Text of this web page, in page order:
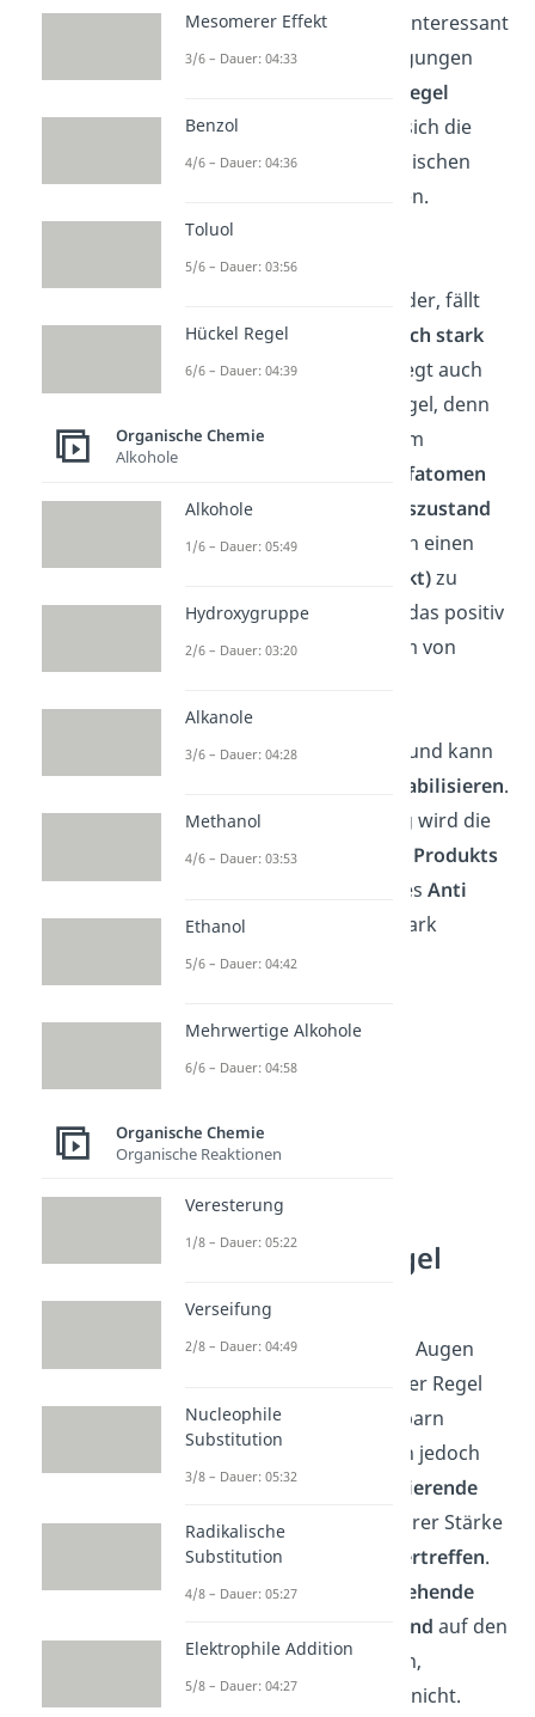
Nun ist es natürlich noch interessant
zu wissen, welche Überlegungen
Markovnikov Regel
stehen. Dafür muss man sich die
Strukturformel
der organischen
Verbindung näher ansehen.
Vergleicht man beide
Kohlenstoffatome der
miteinander, fällt
auf dass sieunterschiedlich stark
substituiertsind. Darin liegt auch
der Regel, denn
Alkylsubstituenten
sind im
Wasserstoffatomen
dazu fähig den
Übergangszustand
des Carbenium-Ions
durch einen
induktiven Effekt (+I-Effekt)zu
stabilisieren. Dabei zieht das positiv
geladene Kohlenstoffatom von
Kohlenstoffnachbarn
Elektronendichte
zu sich und kann
positive Ladung stabilisieren.
Durch diese Stabilisierung wird die
Bildung desMarkovnikov Produkts
gegenüber der Bildung desAnti
Markovnikov
Produkts stark
bevorzugt.
Markovnikov Regel
Ausnahmen
Man sollte sich jedoch vor Augen
führen, dass man bei dieser Regel
nur (+I)-Effekte
der Nachbarn
berücksichtigt
. Es können jedoch
auchMesomerie
-stabilisierende
Effekteauftreten, die in ihrer Stärke
die induktiven Effekte
übertreffen.
AuchElektronendichte ziehende
destabilisierend auf den
Übergangszustand wirken,
berücksichtigt man dabei nicht.
Mesomerer Effekt
3/6 – Dauer: 04:33
Benzol
4/6 – Dauer: 04:36
Toluol
5/6 – Dauer: 03:56
Hückel Regel
6/6 – Dauer: 04:39
Organische Chemie
Alkohole
Alkohole
1/6 – Dauer: 05:49
Hydroxygruppe
2/6 – Dauer: 03:20
Alkanole
3/6 – Dauer: 04:28
Methanol
4/6 – Dauer: 03:53
Ethanol
5/6 – Dauer: 04:42
Mehrwertige Alkohole
6/6 – Dauer: 04:58
Organische Chemie
Organische Reaktionen
Veresterung
1/8 – Dauer: 05:22
Verseifung
2/8 – Dauer: 04:49
Nucleophile
Substitution
3/8 – Dauer: 05:32
Radikalische
Substitution
4/8 – Dauer: 05:27
Elektrophile Addition
5/8 – Dauer: 04:27